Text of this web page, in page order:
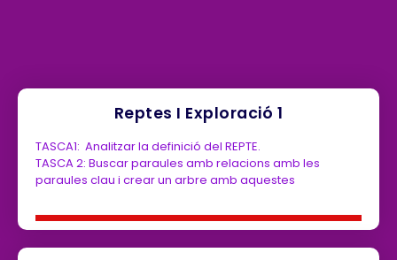
Reptes I Exploració 1
TASCA1: Analitzar la definició del REPTE.
TASCA 2: Buscar paraules amb relacions amb les
paraules clau i crear un arbre amb aquestes